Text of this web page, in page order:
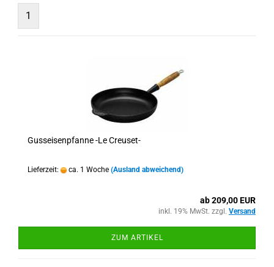
1
Gusseisenpfanne -Le Creuset-
Lieferzeit: ca. 1 Woche (Ausland abweichend)
ab 209,00 EUR
inkl. 19% MwSt. zzgl. Versand
ZUM ARTIKEL